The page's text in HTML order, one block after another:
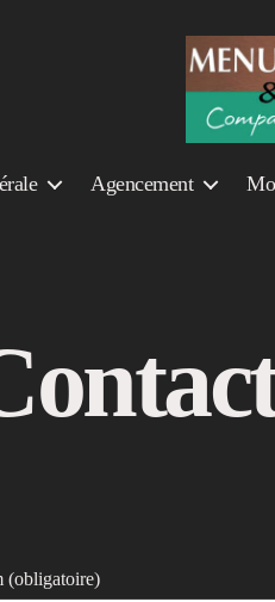
et
Agencement
(obligatoire)